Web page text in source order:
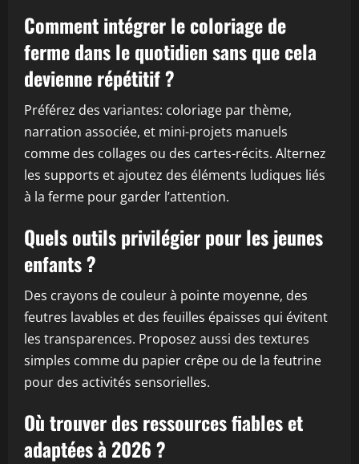
Comment intégrer le coloriage de
ferme dans le quotidien sans que cela
devienne répétitif ?
Préférez des variantes: coloriage par thème,
narration associée, et mini-projets manuels
comme des collages ou des cartes-récits. Alternez
les supports et ajoutez des éléments ludiques liés
à la ferme pour garder l’attention.
Quels outils privilégier pour les jeunes
enfants ?
Des crayons de couleur à pointe moyenne, des
feutres lavables et des feuilles épaisses qui évitent
les transparences. Proposez aussi des textures
simples comme du papier crêpe ou de la feutrine
pour des activités sensorielles.
Où trouver des ressources fiables et
adaptées à 2026 ?